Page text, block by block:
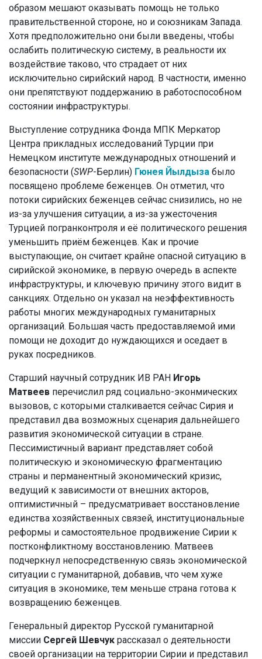
образом мешают оказывать помощь не только
правительственной стороне, но и союзникам Запада.
Хотя предположительно они были введены, чтобы
ослабить политическую систему, в реальности их
воздействие таково, что страдает от них
исключительно сирийский народ. В частности, именно
они препятствуют поддержанию в работоспособном
состоянии инфраструктуры.
Выступление сотрудника Фонда МПК Меркатор
Центра прикладных исследований Турции при
Немецком институте международных отношений и
безопасности (SWP-Берлин) Гюнея Йылдыза было
посвящено проблеме беженцев. Он отметил, что
потоки сирийских беженцев сейчас снизились, но не
из-за улучшения ситуации, а из-за ужесточения
Турцией погранконтроля и её политического решения
уменьшить приём беженцев. Как и прочие
выступающие, он считает крайне опасной ситуацию в
сирийской экономике, в первую очередь в аспекте
инфраструктуры, и ключевую причину этого видит в
санкциях. Отдельно он указал на неэффективность
работы многих международных гуманитарных
организаций. Большая часть предоставляемой ими
помощи не доходит до нуждающихся и оседает в
руках посредников.
Старший научный сотрудник ИВ РАН Игорь
Матвеев перечислил ряд социально-эконмических
вызовов, с которыми сталкивается сейчас Сирия и
представил два возможных сценария дальнейшего
развития экономической ситуации в стране.
Пессимистичный вариант представляет собой
политическую и экономическую фрагментацию
страны и перманентный экономический кризис,
ведущий к зависимости от внешних акторов,
оптимистичный – предусматривает восстановление
единства хозяйственных связей, институциональные
реформы и самостоятельное продвижение Сирии к
постконфликтному восстановлению. Матвеев
подчеркнул непосредственную связь экономической
ситуации с гуманитарной, добавив, что чем хуже
ситуация в экономике, тем меньше страна готова к
возвращению беженцев.
Генеральный директор Русской гуманитарной
миссии Сергей Шевчук рассказал о деятельности
своей организации на территории Сирии и представил